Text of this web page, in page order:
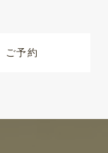
ご予約